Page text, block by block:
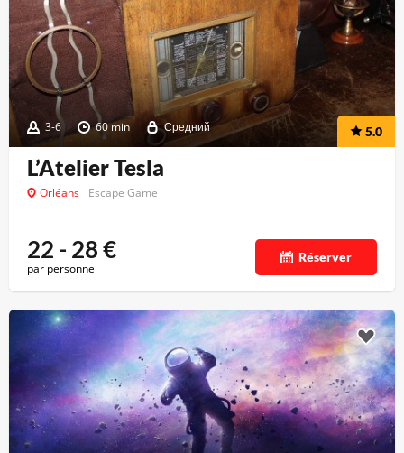
3-6 60 min Средний 5.0
L’Atelier Tesla
Orléans Escape Game
22 - 28€
par personne
Réserver